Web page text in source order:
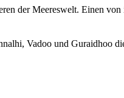
der Meereswelt. Einen
Vadoo und Guraidhoo